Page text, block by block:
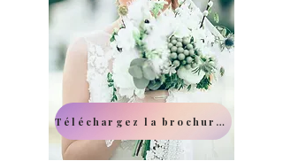
Téléchargez la brochure des mariages